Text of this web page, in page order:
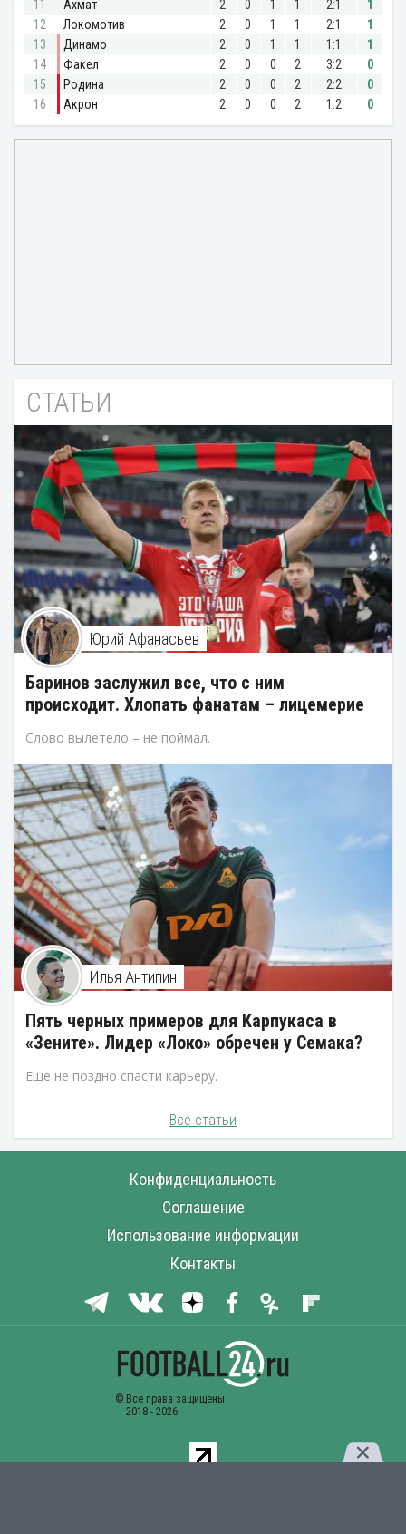
СТАТЬИ
Юрий Афанасьев
Баринов заслужил все, что с ним
происходит. Хлопать фанатам – лицемерие
Слово вылетело – не поймал.
Илья Антипин
Пять черных примеров для Карпукаса в
«Зените». Лидер «Локо» обречен у Семака?
Еще не поздно спасти карьеру.
Все статьи
Конфиденциальность
Соглашение
Использование информации
Контакты